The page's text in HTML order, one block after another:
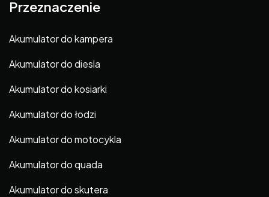
Przeznaczenie
Akumulator do kampera
Akumulator do diesla
Akumulator do kosiarki
Akumulator do łodzi
Akumulator do motocykla
Akumulator do quada
Akumulator do skutera